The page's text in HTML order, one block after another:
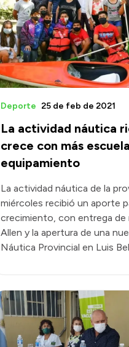
La actividad náutica
crece con más
equipamiento
Deporte 25 de feb de 2021
La actividad náutica de la
miércoles recibió un aporte
crecimiento, con entrega de
Allen y la apertura de una
Náutica Provincial en Luis